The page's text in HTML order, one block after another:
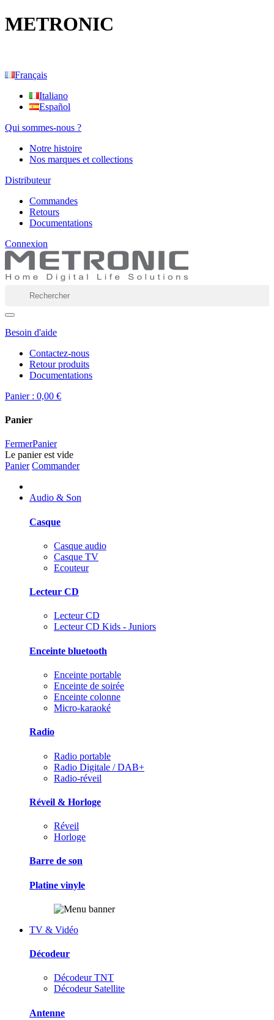
METRONIC
Français
Italiano
Español
Qui sommes-nous ?
Notre histoire
Nos marques et collections
Distributeur
Commandes
Retours
Documentations
Connexion
Besoin d'aide
Contactez-nous
Retour produits
Documentations
Panier : 0,00 €
Panier
FermerPanier
Le panier est vide
Panier Commander
Audio & Son
Casque
Casque audio
Casque TV
Ecouteur
Lecteur CD
Lecteur CD
Lecteur CD Kids - Juniors
Enceinte bluetooth
Enceinte portable
Enceinte de soirée
Enceinte colonne
Micro-karaoké
Radio
Radio portable
Radio Digitale / DAB+
Radio-réveil
Réveil & Horloge
Réveil
Horloge
Barre de son
Platine vinyle
TV & Vidéo
Décodeur
Décodeur TNT
Décodeur Satellite
Antenne